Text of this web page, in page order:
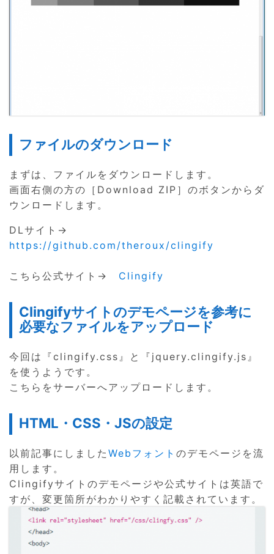
ファイルのダウンロード
まずは、ファイルをダウンロードします。
画面右側の方の［Download ZIP］のボタンからダ
ウンロードします。
DLサイト→
https://github.com/theroux/clingify
こちら公式サイト→ Clingify
Clingifyサイトのデモページを参考に
必要なファイルをアップロード
今回は『clingify.css』と『jquery.clingify.js』
を使うようです。
こちらをサーバーへアップロードします。
HTML・CSS・JSの設定
以前記事にしました Webフォント のデモページを流
用します。
Clingifyサイトのデモページや公式サイトは英語で
すが、変更箇所がわかりやすく記載されています。